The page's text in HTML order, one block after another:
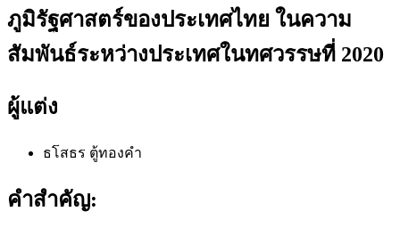
ภูมิรัฐศาสตร์ของประเทศไทย ในความ
สัมพันธ์ระหว่างประเทศในทศวรรษที่ 2020
ผู้แต่ง
ธโสธร ตู้ทองคำ
คำสำคัญ: